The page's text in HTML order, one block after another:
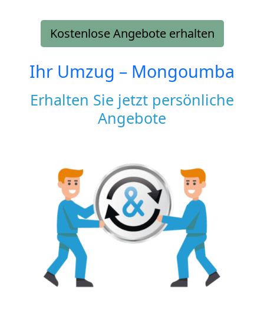
Kostenlose Angebote erhalten
Ihr Umzug – Mongoumba
Erhalten Sie jetzt persönliche
Angebote